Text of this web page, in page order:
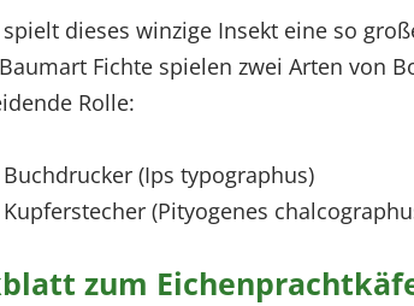
dieses winzige Insekt eine so
Fichte spielen zwei Arten von
Rolle:
(Ips typographus)
(Pityogenes
zum